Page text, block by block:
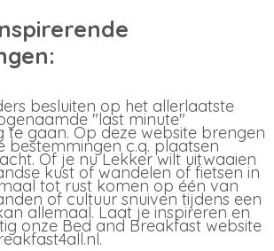
besluiten op het allerlaatste
"last minute"
te gaan. Op deze website brengen
bestemmingen c.q. plaatsen
Of je nu Lekker wilt uitwaaien
kust of wandelen of fietsen in
tot rust komen op één van
of cultuur snuiven tijdens een
allemaal. Laat je inspireren en
onze Bed and Breakfast website